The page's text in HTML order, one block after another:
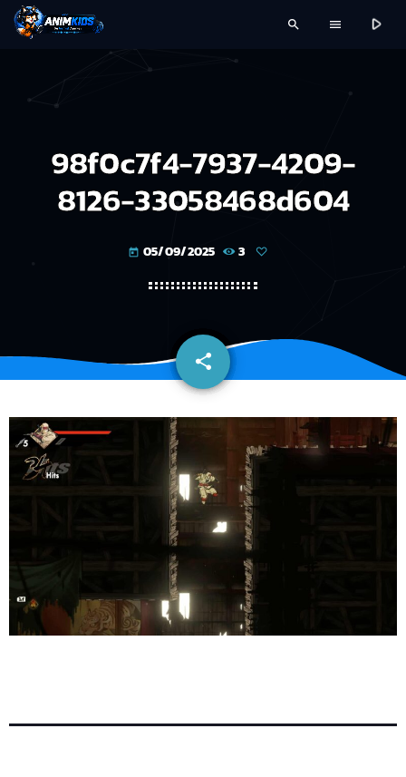
search menu play_arrow
98f0c7f4-7937-4209-
8126-33058468d604
today 05/09/2025 3
share
email